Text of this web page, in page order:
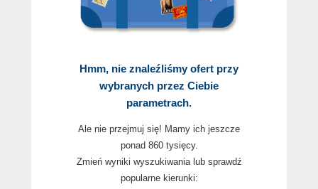
Hmm, nie znaleźliśmy ofert przy
wybranych przez Ciebie
parametrach.
Ale nie przejmuj się! Mamy ich jeszcze
ponad 860 tysięcy.
Zmień wyniki wyszukiwania lub sprawdź
popularne kierunki: